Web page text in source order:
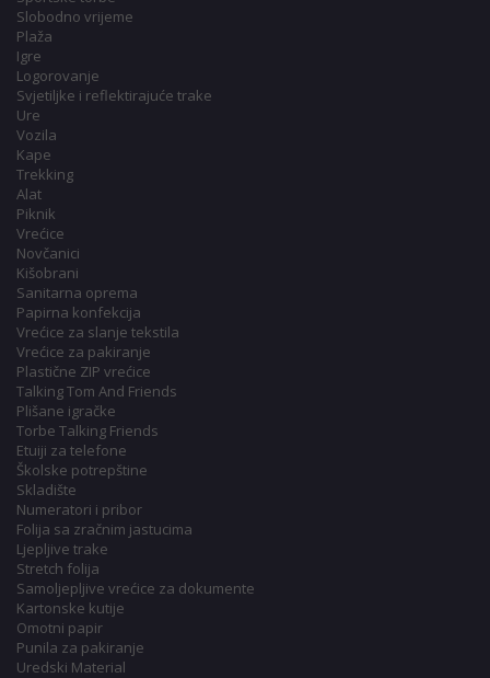
Slobodno vrijeme
Plaža
Igre
Logorovanje
Svjetiljke i reflektirajuće trake
Ure
Vozila
Kape
Trekking
Alat
Piknik
Vrećice
Novčanici
Kišobrani
Sanitarna oprema
Papirna konfekcija
Vrećice za slanje tekstila
Vrećice za pakiranje
Plastične ZIP vrećice
Talking Tom And Friends
Plišane igračke
Torbe Talking Friends
Etuiji za telefone
Školske potrepštine
Skladište
Numeratori i pribor
Folija sa zračnim jastucima
Ljepljive trake
Stretch folija
Samoljepljive vrećice za dokumente
Kartonske kutije
Omotni papir
Punila za pakiranje
Uredski Material